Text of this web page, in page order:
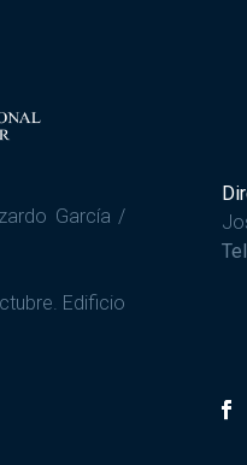
García /
Edificio